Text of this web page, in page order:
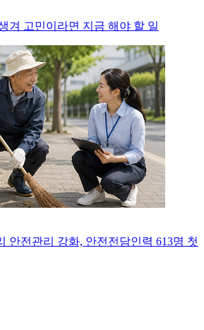
겨 고민이라면 지금 해야 할 일
안전관리 강화, 안전전담인력 613명 첫